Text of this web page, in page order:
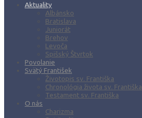
Aktuality
Albánsko
Bratislava
Juniorát
Brehov
Levoča
Spišský Štvrtok
Povolanie
Svätý František
Životopis sv. Františka
Chronológia života sv. Františka
Testament sv. Františka
O nás
Charizma